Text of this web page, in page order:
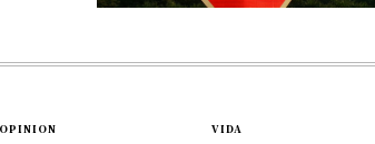
OPINION VIDA